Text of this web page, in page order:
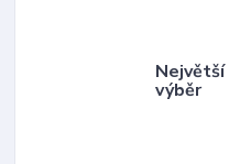
Největší
výběr